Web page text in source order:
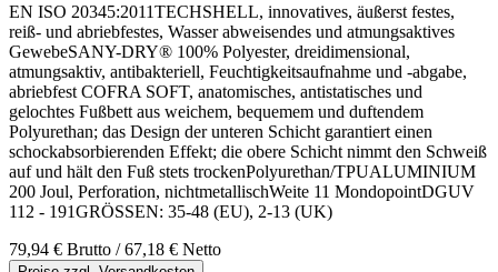
EN ISO 20345:2011TECHSHELL, innovatives, äußerst festes,
reiß- und abriebfestes, Wasser abweisendes und atmungsaktives
GewebeSANY-DRY® 100% Polyester, dreidimensional,
atmungsaktiv, antibakteriell, Feuchtigkeitsaufnahme und -abgabe,
abriebfest COFRA SOFT, anatomisches, antistatisches und
gelochtes Fußbett aus weichem, bequemem und duftendem
Polyurethan; das Design der unteren Schicht garantiert einen
schockabsorbierenden Effekt; die obere Schicht nimmt den Schweiß
auf und hält den Fuß stets trockenPolyurethan/TPUALUMINIUM
200 Joul, Perforation, nichtmetallischWeite 11 MondopointDGUV
112 - 191GRÖSSEN: 35-48 (EU), 2-13 (UK)
79,94 € Brutto / 67,18 € Netto